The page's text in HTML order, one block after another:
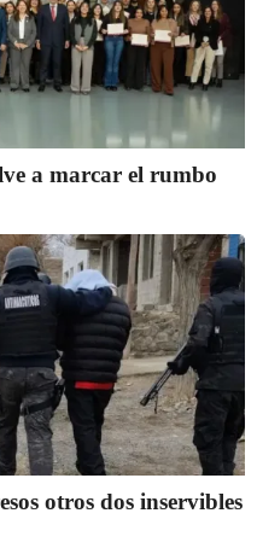
a marcar el rumbo
otros dos inservibles